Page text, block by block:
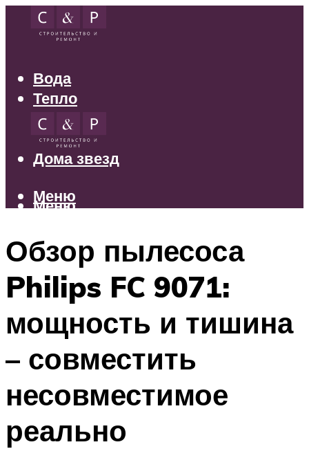
Вода
Тепло
Электрика
Свет
Дома звезд
Меню
Меню
Обзор пылесоса
Philips FC 9071:
мощность и тишина
– совместить
несовместимое
реально